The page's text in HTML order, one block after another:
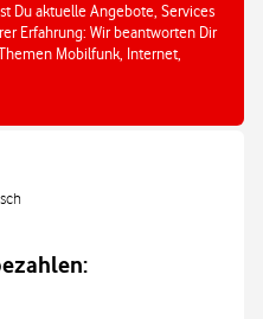
Du aktuelle Angebote, Services
Erfahrung: Wir beantworten Dir
Mobilfunk, Internet,